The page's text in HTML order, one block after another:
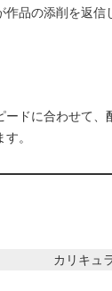
作品の添削を返信
ドに合わせて
。
カリキュ